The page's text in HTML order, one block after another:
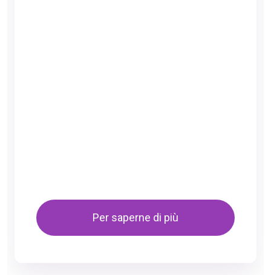
Per saperne di più